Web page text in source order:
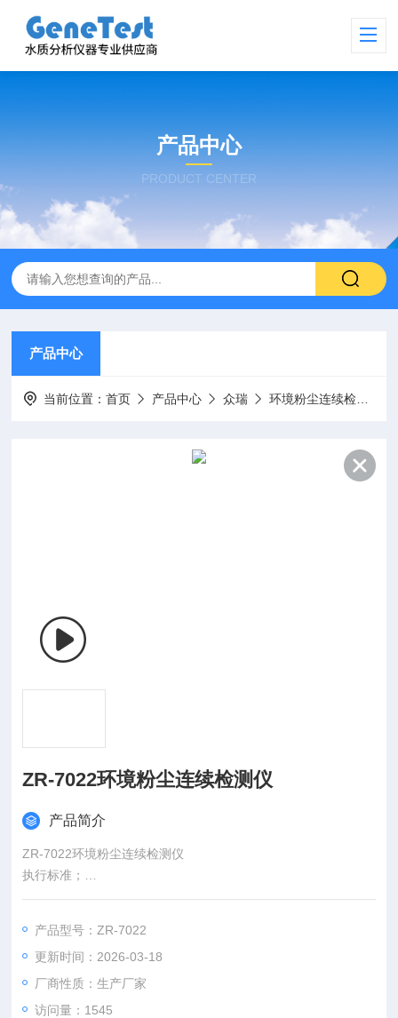
产品中心
PRODUCT CENTER
产品中心
当前位置：首页 产品中心 众瑞 环境粉尘连续检测仪
ZR-7022环境粉尘连续检测仪
产品简介
ZR-7022环境粉尘连续检测仪
执行标准；
GB3095-2012 环境空气质量标准
系统技术要求及监测方法
JJG846-2015 粉尘浓度测量仪检定规程
产品型号：ZR-7022
更新时间：2026-03-18
厂商性质：生产厂家
访问量：1545